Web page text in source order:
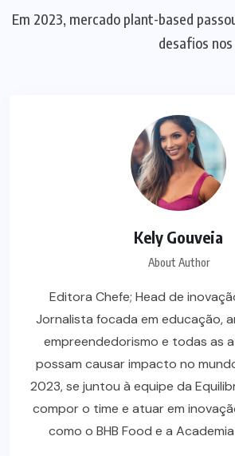
Em 2023, mercado plant-based
desafios nos
Kely Gouveia
About Author
Editora Chefe; Head de
Jornalista focada em educação,
empreendedorismo e todas as
possam causar impacto no
2023, se juntou à equipe da
compor o time e atuar em
como o BHB Food e a